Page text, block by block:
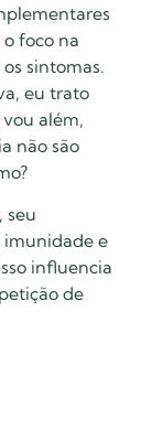
foco na
sintomas.
eu trato
além,
não são
seu
imunidade e
influencia
de